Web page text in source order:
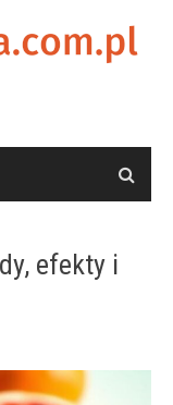
efekty i